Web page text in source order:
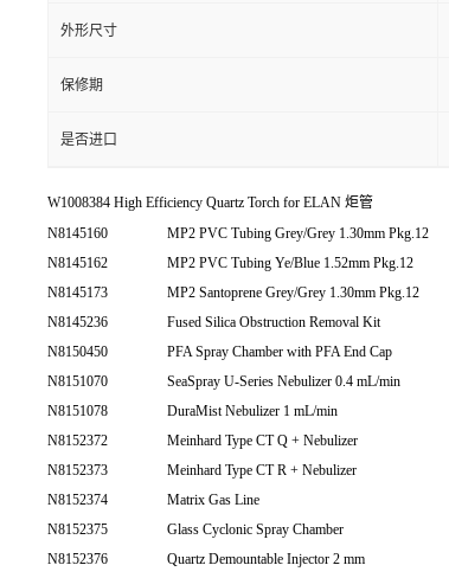
外形尺寸
保修期
是否进口
W1008384 High Efficiency Quartz Torch for ELAN 炬管
N8145160
MP2 PVC Tubing Grey/Grey 1.30mm Pkg.12
N8145162
MP2 PVC Tubing Ye/Blue 1.52mm Pkg.12
N8145173
MP2 Santoprene Grey/Grey 1.30mm Pkg.12
N8145236
Fused Silica Obstruction Removal Kit
N8150450
PFA Spray Chamber with PFA End Cap
N8151070
SeaSpray U-Series Nebulizer 0.4 mL/min
N8151078
DuraMist Nebulizer 1 mL/min
N8152372
Meinhard Type CT Q + Nebulizer
N8152373
Meinhard Type CT R + Nebulizer
N8152374
Matrix Gas Line
N8152375
Glass Cyclonic Spray Chamber
N8152376
Quartz Demountable Injector 2 mm